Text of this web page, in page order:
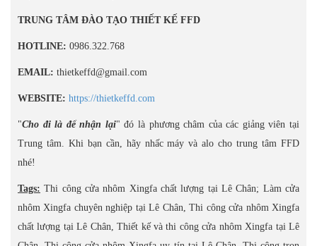
TRUNG TÂM ĐÀO TẠO THIẾT KẾ FFD
HOTLINE: 0986.322.768
EMAIL: thietkeffd@gmail.com
WEBSITE: https://thietkeffd.com
"Cho đi là để nhận lại" đó là phương châm của các giảng viên tại
Trung tâm. Khi bạn cần, hãy nhấc máy và alo cho trung tâm FFD
nhé!
Tags: Thi công cửa nhôm Xingfa chất lượng tại Lê Chân; Làm cửa
nhôm Xingfa chuyên nghiệp tại Lê Chân, Thi công cửa nhôm Xingfa
chất lượng tại Lê Chân, Thiết kế và thi công cửa nhôm Xingfa tại Lê